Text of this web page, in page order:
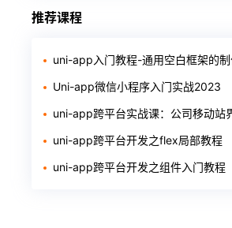
推荐课程
uni-app入门教程-通用空白框架的制作（
Uni-app微信小程序入门实战2023
uni-app跨平台实战课：公司移动站
uni-app跨平台开发之flex局部教程
uni-app跨平台开发之组件入门教程